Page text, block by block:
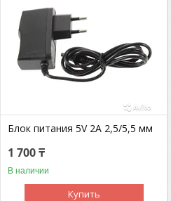
Блок питания 5V 2A 2,5/5,5 мм
1 700 ₸
В наличии
Купить